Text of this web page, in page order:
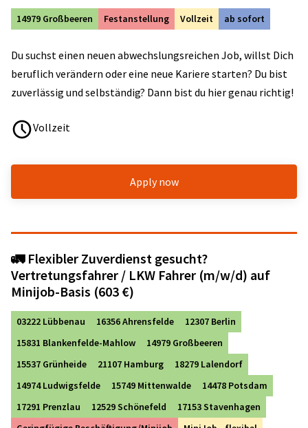
14979 Großbeeren Festanstellung Vollzeit ab sofort
Du suchst einen neuen abwechslungsreichen Job, willst Dich
beruflich verändern oder eine neue Kariere starten? Du bist
zuverlässig und selbständig? Dann bist du hier genau richtig!
Vollzeit
Apply now
🚛 Flexibler Zuverdienst gesucht?
Vertretungsfahrer / LKW Fahrer (m/w/d) auf
Minijob-Basis (603 €)
03222 Lübbenau 16356 Ahrensfelde
12307 Berlin
15831 Blankenfelde-Mahlow
14979 Großbeeren
15537 Grünheide
21107 Hamburg
18279 Lalendorf
14974 Ludwigsfelde
15749 Mittenwalde
14478 Potsdam
17291 Prenzlau
12529 Schönefeld
17153 Stavenhagen